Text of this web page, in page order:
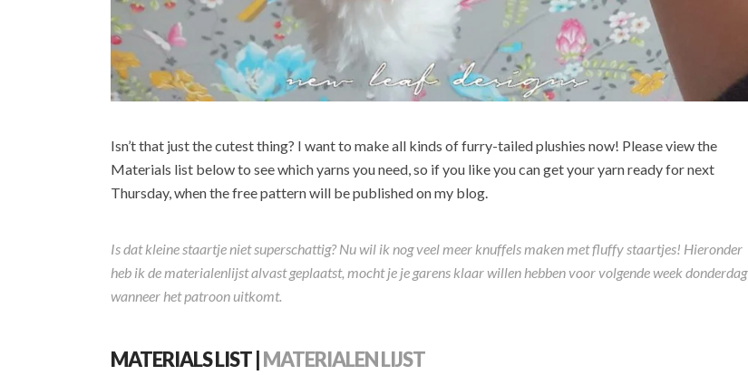
Isn’t that just the cutest thing? I want to make all kinds of furry-tailed plushies now! Please view the
Materials list below to see which yarns you need, so if you like you can get your yarn ready for next
Thursday, when the free pattern will be published on my blog.
Is dat kleine staartje niet superschattig? Nu wil ik nog veel meer knuffels maken met fluffy staartjes! Hieronder
heb ik de materialenlijst alvast geplaatst, mocht je je garens klaar willen hebben voor volgende week donderdag
wanneer het patroon uitkomt.
MATERIALS LIST | MATERIALEN LIJST